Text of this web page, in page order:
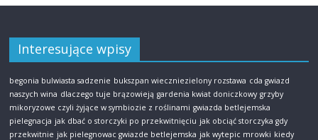
Interesujące wpisy
begonia bulwiasta sadzenie bukszpan wieczniezielony rozstawa cda gwiazd
naszych wina dlaczego tuje brązowieją gardenia kwiat doniczkowy grzyby
mikoryzowe czyli żyjące w symbiozie z roślinami gwiazda betlejemska
pielegnacja jak dbać o storczyki po przekwitnięciu jak obciąć storczyka gdy
przekwitnie jak pielegnowac gwiazde betlejemska jak wytepic mrowki kiedy